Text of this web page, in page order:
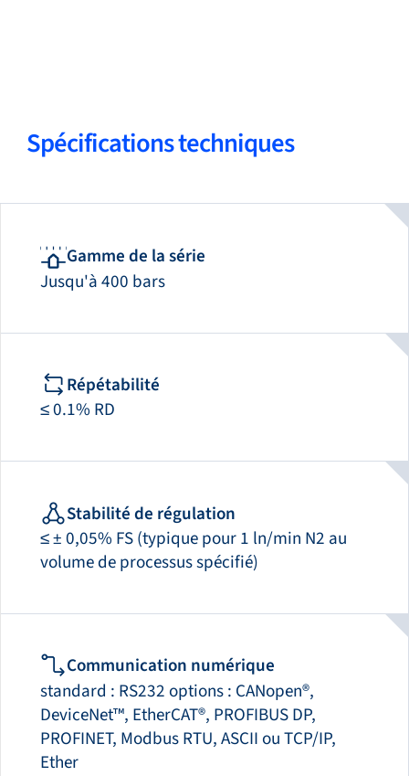
Spécifications techniques
Gamme de la série
Jusqu'à 400 bars
Répétabilité
≤ 0.1% RD
Stabilité de régulation
≤ ± 0,05% FS (typique pour 1 ln/min N2 au
volume de processus spécifié)
Communication numérique
standard : RS232 options : CANopen®,
DeviceNet™, EtherCAT®, PROFIBUS DP,
PROFINET, Modbus RTU, ASCII ou TCP/IP,
Ether